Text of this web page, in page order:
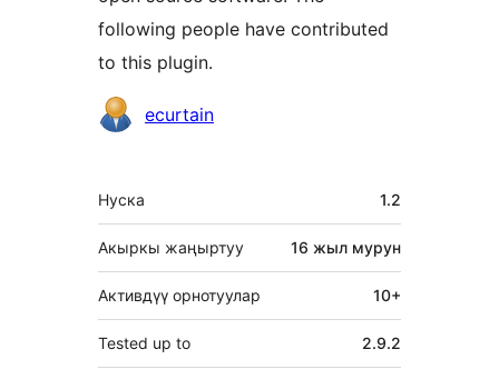
following people have contributed
to this plugin.
Мүчөлөрү
ecurtain
Мета
Нуска 1.2
Акыркы жаңыртуу 16 жыл мурун
Активдүү орнотуулар 10+
Tested up to 2.9.2